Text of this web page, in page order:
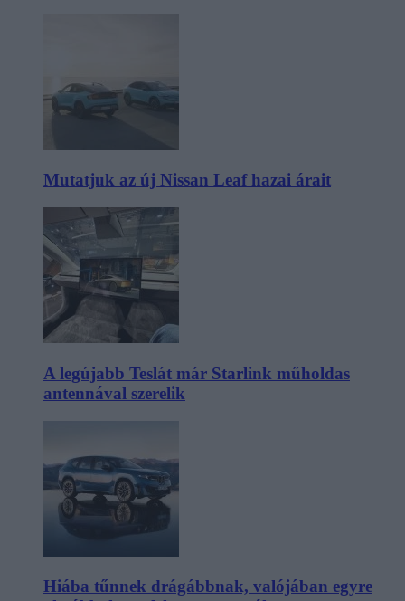
Mutatjuk az új Nissan Leaf hazai árait
A legújabb Teslát már Starlink műholdas
antennával szerelik
Hiába tűnnek drágábbnak, valójában egyre